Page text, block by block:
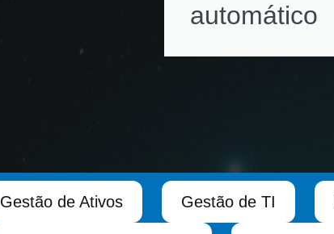
automático
Gestão de Ativos Gestão de TI